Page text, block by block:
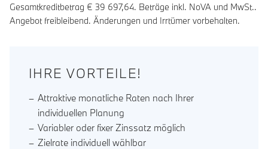
Gesamtkreditbetrag € 39 697,64. Beträge inkl. NoVA und MwSt..
Angebot freibleibend. Änderungen und Irrtümer vorbehalten.
IHRE VORTEILE!
Attraktive monatliche Raten nach Ihrer
individuellen Planung
Variabler oder fixer Zinssatz möglich
Zielrate individuell wählbar